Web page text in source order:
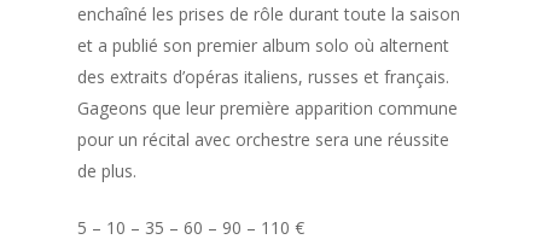
enchaîné les prises de rôle durant toute la saison
et a publié son premier album solo où alternent
des extraits d’opéras italiens, russes et français.
Gageons que leur première apparition commune
pour un récital avec orchestre sera une réussite
de plus.
5 – 10 – 35 – 60 – 90 – 110 €